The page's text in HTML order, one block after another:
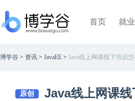
首页 就
博学谷 > 资讯 > JavaEE > Java线上网课线下培训怎
原创 Java线上网课线